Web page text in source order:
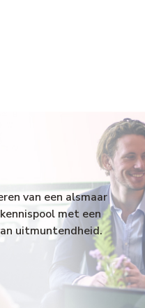
van een alsmaar
met een
uitmuntendheid.